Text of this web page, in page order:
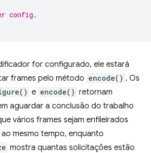
config.
for configurado, ele estará
frames pelo método encode() . Os
e encode() retornam
aguardar a conclusão do trabalho
vários frames sejam enfileirados
mesmo tempo, enquanto
mostra quantas solicitações estão